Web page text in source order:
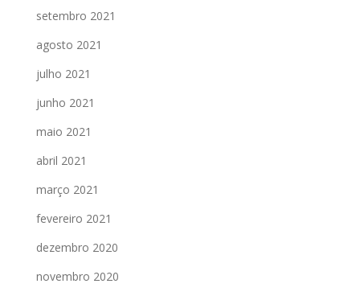
setembro 2021
agosto 2021
julho 2021
junho 2021
maio 2021
abril 2021
março 2021
fevereiro 2021
dezembro 2020
novembro 2020